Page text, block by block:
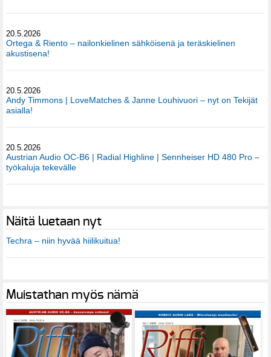
20.5.2026
Ortega & Riento – nailonkielinen sähköisenä ja teräskielinen
akustisena!
20.5.2026
Andy Timmons | LoveMatches & Janne Louhivuori – nyt on Tekijät
asialla!
20.5.2026
Austrian Audio OC-B6 | Radial Highline | Sennheiser HD 480 Pro –
työkaluja tekevälle
Näitä luetaan nyt
Techra – niin hyvää hiilikuitua!
Muistathan myös nämä